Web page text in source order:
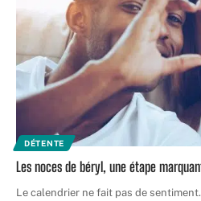
DÉTENTE
Les noces de béryl, une étape
Le calendrier ne fait pas de